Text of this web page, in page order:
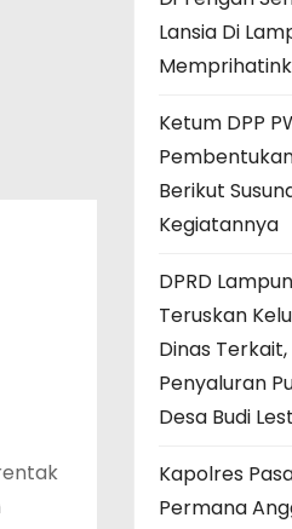
Lansia Di
Ketum DPP
Berikut
Kegiatannya
DPRD
Teruskan
Dinas
Penyaluran
Desa Budi
Kapolres
Permana